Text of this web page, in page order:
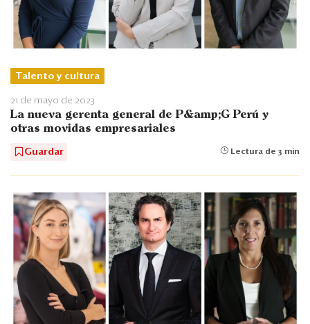
Talento y cultura
21 de mayo de 2023
La nueva gerenta general de P&amp;G Perú y
otras movidas empresariales
Guardar Lectura de 3 min